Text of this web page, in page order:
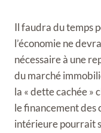
Il faudra du temps
l’économie ne
nécessaire à une
du marché
la « dette cachée »
le financement des
intérieure pourrait